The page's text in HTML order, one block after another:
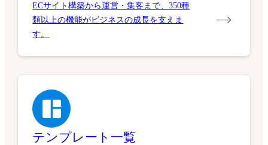
ECサイト構築から運営・集客まで、350種
類以上の機能がビジネスの成長を支えま
す。
テンプレート一覧